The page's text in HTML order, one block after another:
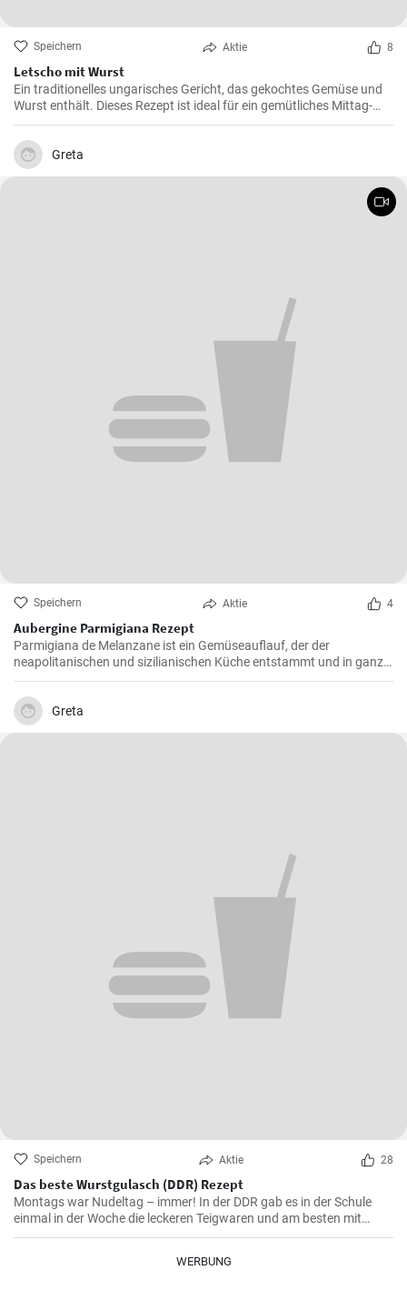
Speichern Aktie 8
Letscho mit Wurst
Ein traditionelles ungarisches Gericht, das gekochtes Gemüse und
Wurst enthält. Dieses Rezept ist ideal für ein gemütliches Mittag-
oder Abendessen.
Greta
Speichern Aktie 4
Aubergine Parmigiana Rezept
Parmigiana de Melanzane ist ein Gemüseauflauf, der der
neapolitanischen und sizilianischen Küche entstammt und in ganz
Süditalien verbreitet ist. Melanzane - deutsch sind Auberginen
welche mit Parmesan Käse und Mozzarella überbacken werden.
Greta
Speichern Aktie 28
Das beste Wurstgulasch (DDR) Rezept
Montags war Nudeltag – immer! In der DDR gab es in der Schule
einmal in der Woche die leckeren Teigwaren und am besten mit
Wurstgulasch .Das Gulasch mit Paprika und Würstchen ist sehr
WERBUNG